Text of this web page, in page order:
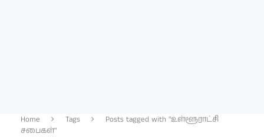
Home Tags
Posts tagged with "உள்ளூராட்சி
சபைகள்"